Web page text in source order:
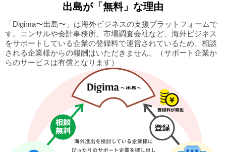
出島が「無料」な理由
「Digima〜出島〜」は海外ビジネスの支援プラットフォームで
す。
コンサルや会計事務所、市場調査会社など、海外ビジネス
をサポートしている企業の登録料で運営されているため、相談
される企業様からの報酬はいただきません。
（サポート企業か
らのサービスは有償となります）